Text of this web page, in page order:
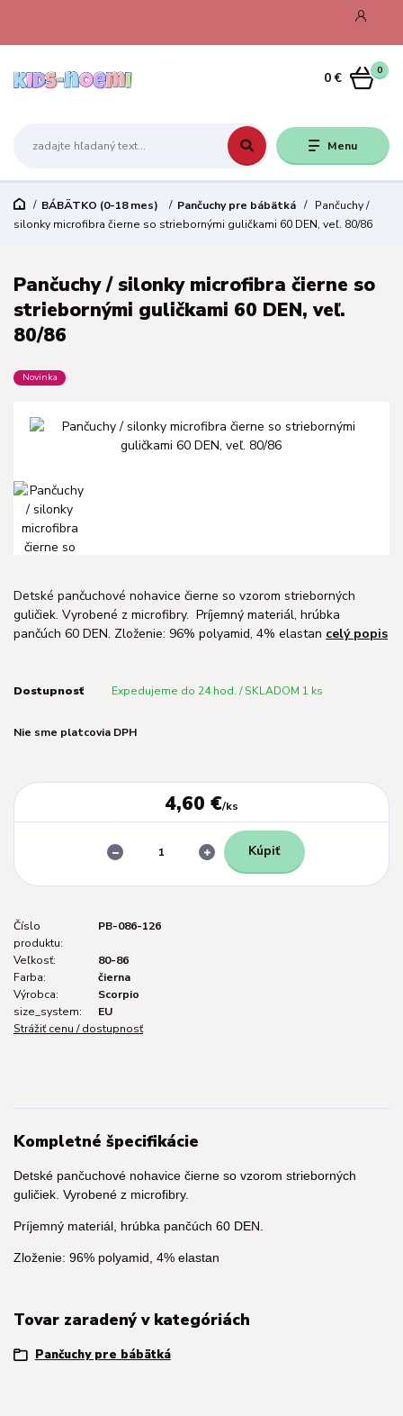
Menu
0
0 €
BÁBÄTKO (0-18 mes) Pančuchy pre bábätká
Pančuchy /
silonky microfibra čierne so striebornými guličkami 60 DEN, veľ. 80/86
Pančuchy / silonky microfibra čierne so
striebornými guličkami 60 DEN, veľ.
80/86
Novinka
Detské pančuchové nohavice čierne so vzorom strieborných
guličiek. Vyrobené z microfibry. Príjemný materiál, hrúbka
pančúch 60 DEN. Zloženie: 96% polyamid, 4% elastan celý popis
Dostupnosť Expedujeme do 24 hod. / SKLADOM 1 ks
Nie sme platcovia DPH
4,60 €/ks
Kúpiť
Číslo
produktu:
PB-086-126
Veľkosť:
80-86
Farba:
čierna
Výrobca:
Scorpio
size_system:
EU
Strážiť cenu / dostupnosť
Kompletné špecifikácie
Detské pančuchové nohavice čierne so vzorom strieborných
guličiek. Vyrobené z microfibry.
Príjemný materiál, hrúbka pančúch 60 DEN.
Zloženie: 96% polyamid, 4% elastan
Tovar zaradený v kategóriách
Pančuchy pre bábätká